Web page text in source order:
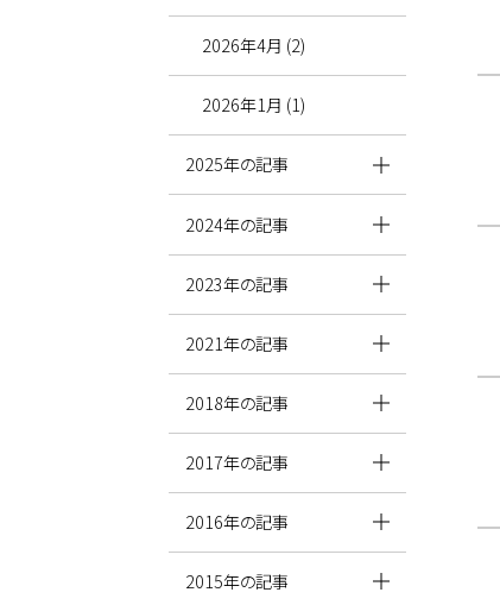
2026年4月 (2)
2026年1月 (1)
2025年の記事
2024年の記事
2023年の記事
2021年の記事
2018年の記事
2017年の記事
2016年の記事
2015年の記事